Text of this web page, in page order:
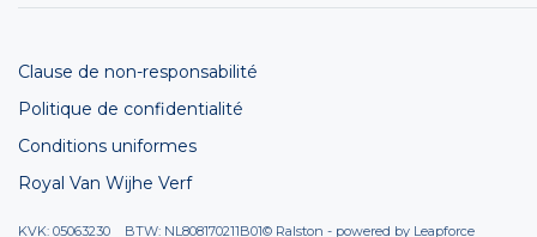
Clause de non-responsabilité
Politique de confidentialité
Conditions uniformes
Royal Van Wijhe Verf
KVK: 05063230 BTW: NL808170211B01© Ralston - powered by Leapforce